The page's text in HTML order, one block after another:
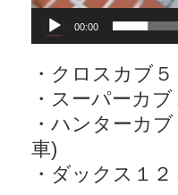
00:00
・クロスカブ
・スーパーカ
・ハンターカ
車)
・ダックス